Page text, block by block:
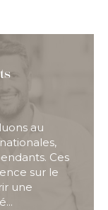
au
Ces
sur le
une